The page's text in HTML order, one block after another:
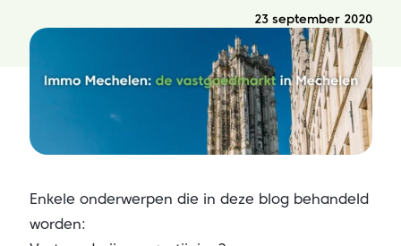
23 september 2020
Enkele onderwerpen die in deze blog behandeld
worden: